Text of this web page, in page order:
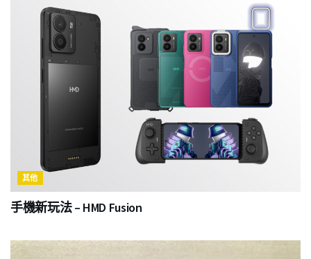
其他
手機新玩法 – HMD Fusion